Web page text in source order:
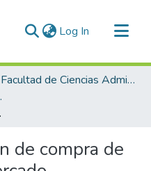
Log In (current)
Facultad de Ciencias Administrativas
- 2023
de compra de